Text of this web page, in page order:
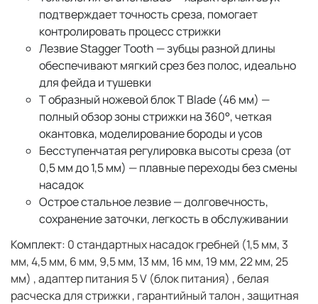
подтверждает точность среза, помогает
контролировать процесс стрижки
Лезвие Stagger Tooth — зубцы разной длины
обеспечивают мягкий срез без полос, идеально
для фейда и тушевки
Т образный ножевой блок T Blade (46 мм) —
полный обзор зоны стрижки на 360°, четкая
окантовка, моделирование бороды и усов
Бесступенчатая регулировка высоты среза (от
0,5 мм до 1,5 мм) — плавные переходы без смены
насадок
Острое стальное лезвие — долговечность,
сохранение заточки, легкость в обслуживании
Комплект: 0 стандартных насадок гребней (1,5 мм, 3
мм, 4,5 мм, 6 мм, 9,5 мм, 13 мм, 16 мм, 19 мм, 22 мм, 25
мм) , адаптер питания 5 V (блок питания) , белая
расческа для стрижки , гарантийный талон , защитная